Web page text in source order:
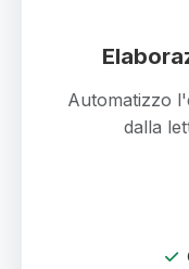
Automatizzo
dalla